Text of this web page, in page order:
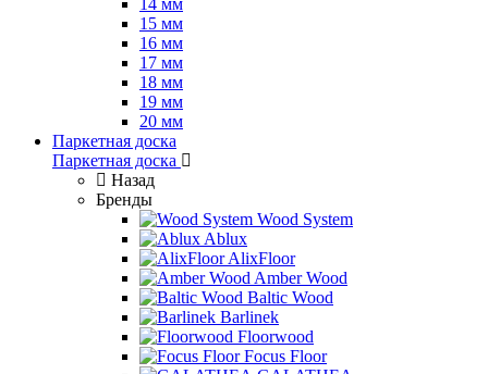
14 мм
15 мм
16 мм
17 мм
18 мм
19 мм
20 мм
Паркетная доска
Паркетная доска
Назад
Бренды
Wood System
Ablux
AlixFloor
Amber Wood
Baltic Wood
Barlinek
Floorwood
Focus Floor